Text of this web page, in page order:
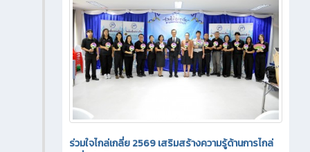
ร่วมใจไกล่เกลี่ย 2569 เสริมสร้างความรู้ด้านการไกล่